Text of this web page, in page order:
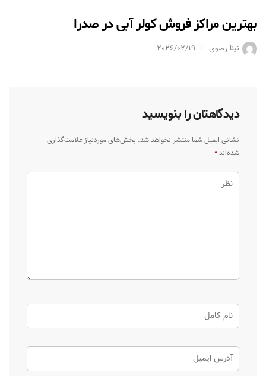
بهترین مراکز فروش کولر آبی در صدرا
نینا رضوی 2026/02/19
دیدگاهتان را بنویسید
نشانی ایمیل شما منتشر نخواهد شد. بخش‌های موردنیاز علامت‌گذاری
شده‌اند*